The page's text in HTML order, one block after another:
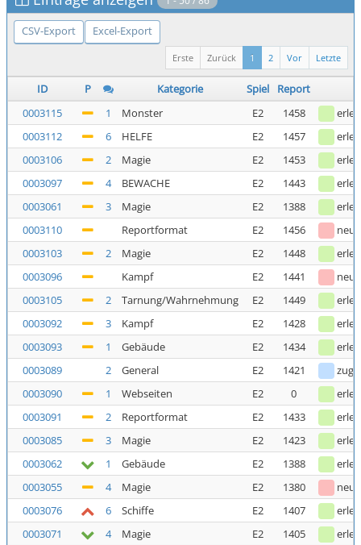
CSV-Export Excel-Export
Letzte
Vor
2
1
Zurück
Erste
ID P Kategorie Spiel
Report
0003115
1 Monster E2 1458
0003112
6 HELFE E2 1457
0003106
2 Magie E2 1453
0003097
4 BEWACHE E2 1443
0003061
3 Magie E2 1388
0003110
Reportformat E2 1456
neu
0003103
2 Magie E2 1448
0003096
Kampf E2 1441
neu
0003105
2 Tarnung/Wahrnehmung E2 1449
0003092
3 Kampf E2 1428
0003093
1 Gebäude E2 1434
0003089
2 General E2 1421
0003090
1 Webseiten E2 0
0003091
2 Reportformat E2 1433
0003085
3 Magie E2 1423
0003062
1 Gebäude E2 1388
0003055
4 Magie E2 1380
neu
0003076
6 Schiffe E2 1407
0003071
4 Magie E2 1405